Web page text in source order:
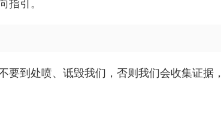
指引。
要到处喷、诋毁我们，否则我们会收集证据